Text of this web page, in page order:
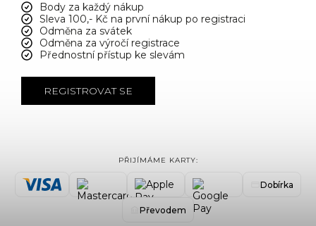
Body za každý nákup
Sleva 100,- Kč na první nákup po registraci
Odměna za svátek
Odměna za výročí registrace
Přednostní přístup ke slevám
REGISTROVAT SE
PŘIJÍMÁME KARTY:
Dobírka
Převodem